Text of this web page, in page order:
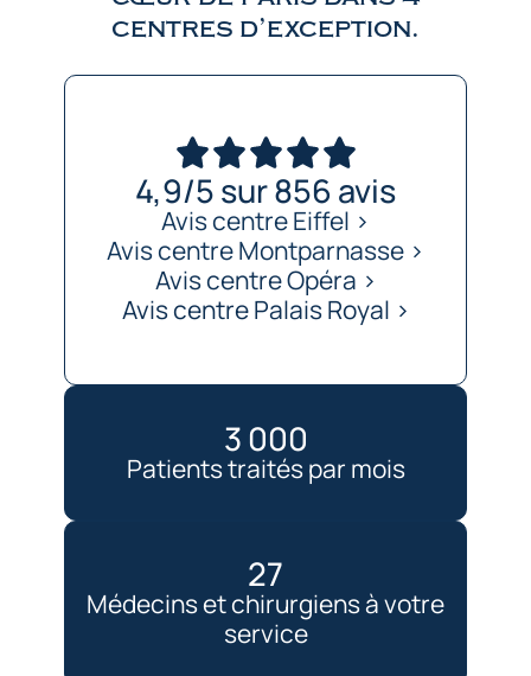
centres d’exception.
4,9/5 sur 856 avis
Avis centre Eiffel ›
Avis centre Montparnasse ›
Avis centre Opéra >
Avis centre Palais Royal ›
3 000
Patients traités par mois
27
Médecins et chirurgiens à votre
service